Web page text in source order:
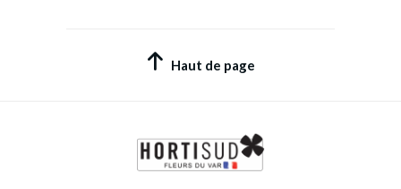
Haut de page